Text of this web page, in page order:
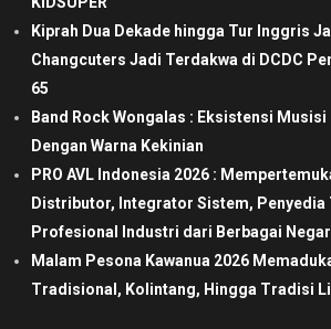
Kiprah Dua Dekade hingga Tur Inggris
Changcuters Jadi Terdakwa di DCDC
65
Band Rock Wongalas : Eksistensi
Dengan Warna Kekinian
PRO AVL Indonesia 2026 :
Distributor, Integrator Sistem, Penyedia
Profesional Industri dari Berbagai
Malam Pesona Kawanua 2026
Tradisional, Kolintang, Hingga Tradisi